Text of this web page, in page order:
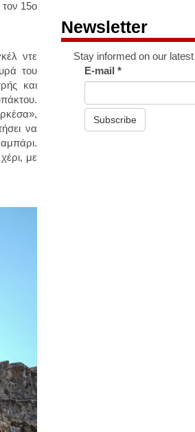
τον 15ο
ντε
του
και
να
αμπάρι.
με
Newsletter
Stay informed on our
E-mail*
Subscribe